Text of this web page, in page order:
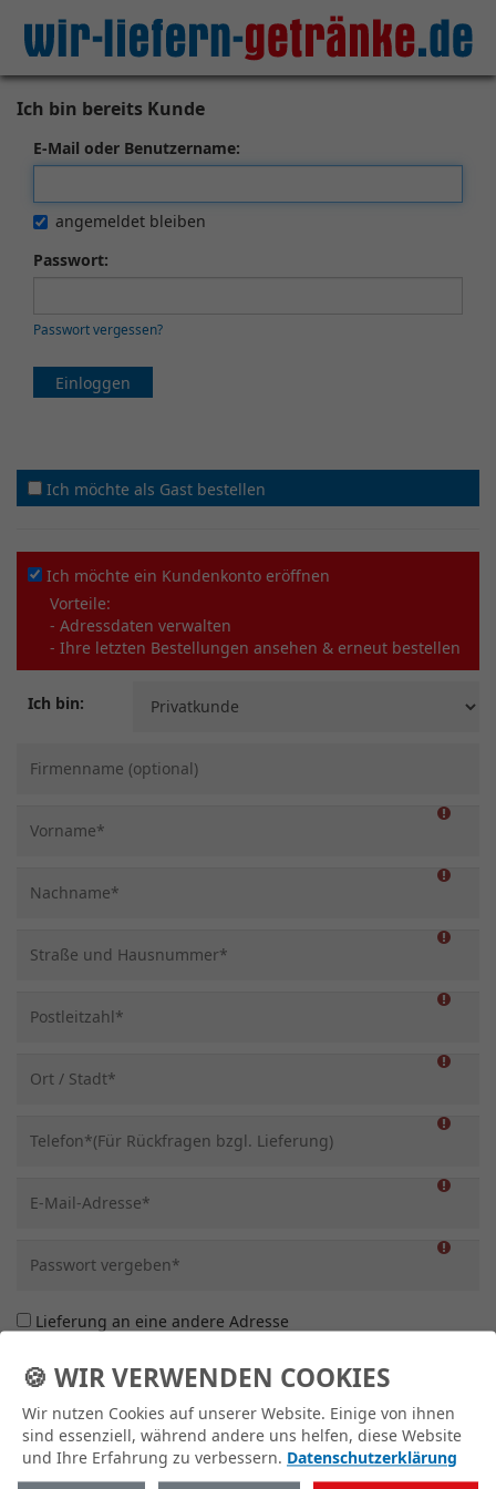
Ich bin bereits Kunde
E-Mail oder Benutzername:
angemeldet bleiben
Passwort:
Passwort vergessen?
Einloggen
Ich möchte als Gast bestellen
Ich möchte ein Kundenkonto eröffnen
Vorteile:
- Adressdaten verwalten
- Ihre letzten Bestellungen ansehen & erneut bestellen
Ich bin:
Lieferung an eine andere Adresse
🍪 WIR VERWENDEN COOKIES
Wir nutzen Cookies auf unserer Website. Einige von ihnen
sind essenziell, während andere uns helfen, diese Website
und Ihre Erfahrung zu verbessern. Datenschutzerklärung